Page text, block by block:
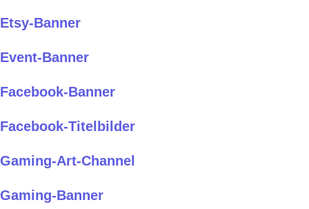
Etsy-Banner
Event-Banner
Facebook-Banner
Facebook-Titelbilder
Gaming-Art-Channel
Gaming-Banner